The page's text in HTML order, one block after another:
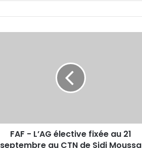
FAF - L’AG élective fixée au 21
septembre au CTN de Sidi Moussa